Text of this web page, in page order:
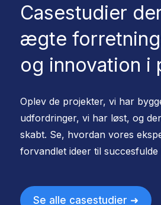
Casestudier
ægte
og innovation i
Oplev de projekter, vi har
udfordringer, vi har løst, og
skabt. Se, hvordan vores
forvandlet ideer til succesfulde
Se alle casestudier ➜